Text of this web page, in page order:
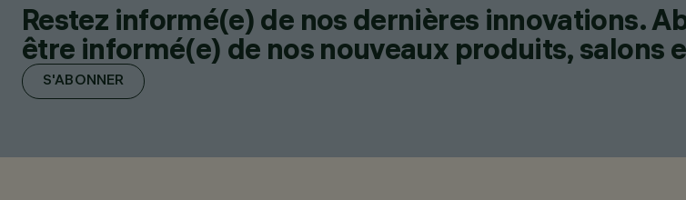
Restez informé(e) de nos dernières innovations.
être informé(e) de nos nouveaux produits, salons
S'ABONNER